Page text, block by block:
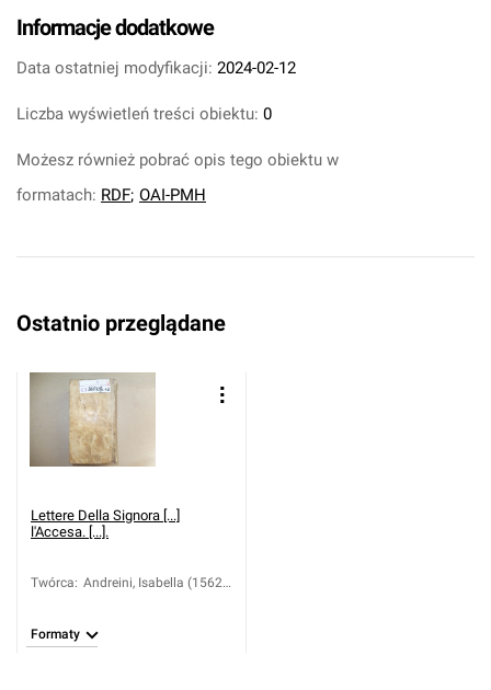
Informacje dodatkowe
Data ostatniej modyfikacji: 2024-02-12
Liczba wyświetleń treści obiektu: 0
Możesz również pobrać opis tego obiektu w
formatach: RDF; OAI-PMH
Ostatnio przeglądane
Lettere Della Signora [...]
l'Accesa. [...].
Twórca: Andreini, Isabella (1562-
Formaty